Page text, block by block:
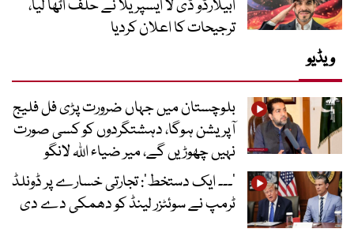
ابیلارڈو ڈی لا ایسپریلا نے حلف اٹھا لیا،
ترجیحات کا اعلان کردیا
ویڈیو
بلوچستان میں جہاں ضرورت پڑی فل فلیج
آپریشن ہوگا، دہشتگردوں کو کسی صورت
نہیں چھوڑیں گے، میر ضیاء اللہ لانگو
’۔۔۔ ایک دستخط‘: تجارتی خسارے پر ڈونلڈ
ٹرمپ نے سوئٹزر لینڈ کو دھمکی دے دی